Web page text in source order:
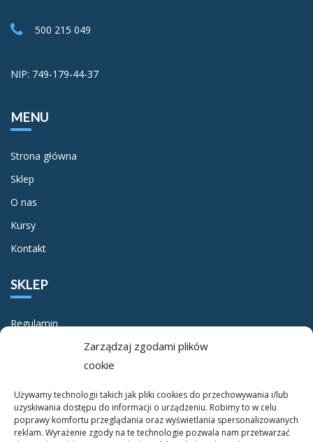
Zarządzaj zgodami plików
cookie
Używamy technologii takich jak pliki cookies do przechowywania i/lub
uzyskiwania dostępu do informacji o urządzeniu. Robimy to w celu
poprawy komfortu przeglądania oraz wyświetlania spersonalizowanych
reklam. Wyrażenie zgody na te technologie pozwala nam przetwarzać
500 215 049
NIP: 749-179-44-37
MENU
Strona główna
Sklep
O nas
Kursy
Kontakt
SKLEP
Regulamin
Polityka prywatności
O nas